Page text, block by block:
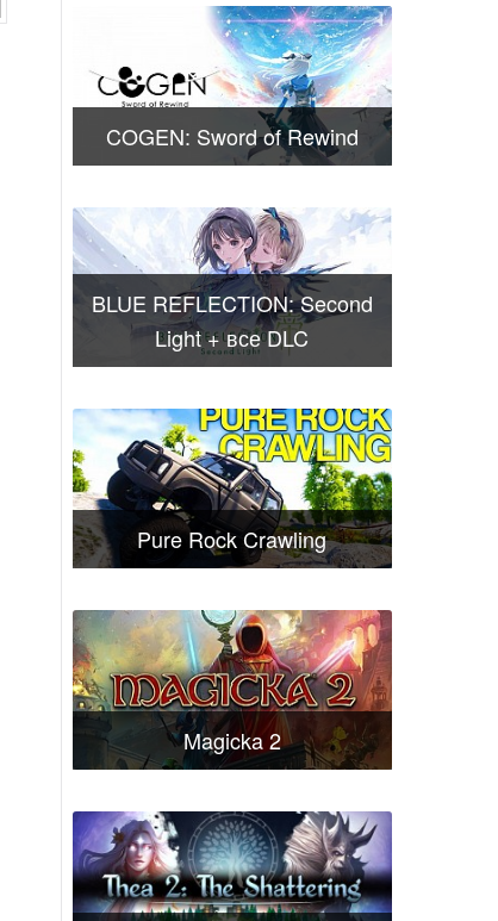
COGEN: Sword of Rewind
BLUE REFLECTION: Second
Light + все DLC
Pure Rock Crawling
Magicka 2